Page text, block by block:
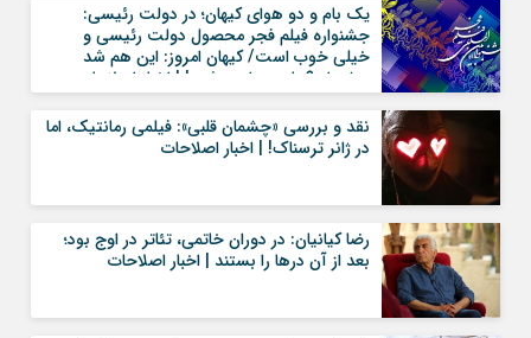
یک بام و دو هوای کیهان؛ در دولت رئیسی:
جشنواره فیلم فجر محصول دولت رئیسی و
خیلی خوب است/ کیهان امروز: این هم شد
جشنواره؟ باید جراحی شود! | اخبار اصلاحات
نقد و بررسی «چشمان قلبی»: فیلمی رمانتیک، اما
در ژانر ترسناک! | اخبار اصلاحات
رضا کیانیان: در دوران خاتمی، تئاتر در اوج بود؛
بعد از آن درها را بستند | اخبار اصلاحات